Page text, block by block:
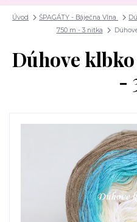
Úvod ŠPAGÁTY - Báječna Vlna
750 m - 3 nitka
Dúhove
-